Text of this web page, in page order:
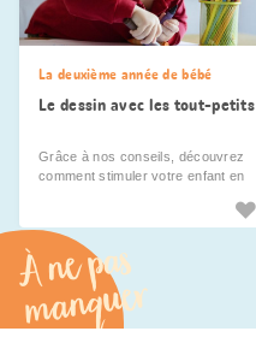
La deuxième année de bébé
Le dessin avec les tout-petits
Grâce à nos conseils, découvrez
comment stimuler votre enfant en
À ne pas
manquer